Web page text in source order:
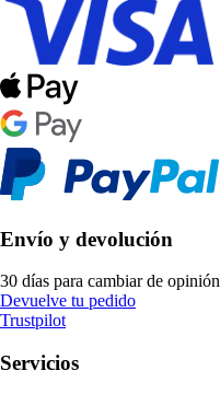
Envío y devolución
30 días para cambiar de opinión
Devuelve tu pedido
Trustpilot
Servicios